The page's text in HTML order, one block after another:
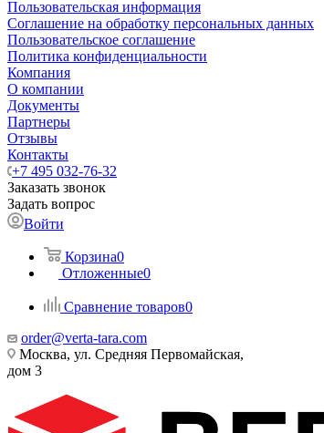
Пользовательская информация
Соглашение на обработку персональных данных
Пользовательское соглашение
Политика конфиденциальности
Компания
О компании
Документы
Партнеры
Отзывы
Контакты
+7 495 032-76-32
Заказать звонок
Задать вопрос
Войти
Корзина0
Отложенные0
Сравнение товаров0
order@verta-tara.com
Москва, ул. Средняя Первомайская,
дом 3